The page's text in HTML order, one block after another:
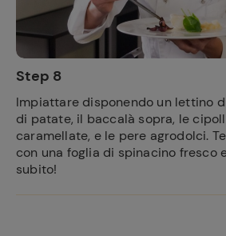
Step 8
Impiattare disponendo un lettino
di patate, il baccalà sopra, le
caramellate, e le pere agrodolci.
con una foglia di spinacino fresco
subito!
Ricette
preferite